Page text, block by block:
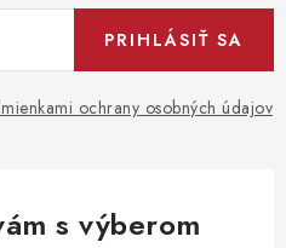
ochrany osobných údajov
PRIHLÁSIŤ SA
s výberom